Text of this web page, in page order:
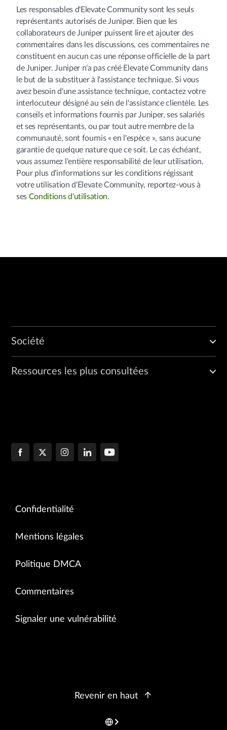
Les responsables d'Elevate Community sont les seuls
représentants autorisés de Juniper. Bien que les
collaborateurs de Juniper puissent lire et ajouter des
commentaires dans les discussions, ces commentaires ne
constituent en aucun cas une réponse officielle de la part
de Juniper. Juniper n'a pas créé Elevate Community dans
le but de la substituer à l'assistance technique. Si vous
avez besoin d'une assistance technique, contactez votre
interlocuteur désigné au sein de l'assistance clientèle. Les
conseils et informations fournis par Juniper, ses salariés
et ses représentants, ou par tout autre membre de la
communauté, sont fournis « en l'espèce », sans aucune
garantie de quelque nature que ce soit. Le cas échéant,
vous assumez l'entière responsabilité de leur utilisation.
Pour plus d'informations sur les conditions régissant
votre utilisation d'Elevate Community, reportez-vous à
ses Conditions d'utilisation.
Société
Ressources les plus consultées
Confidentialité
Mentions légales
Politique DMCA
Commentaires
Signaler une vulnérabilité
Revenir en haut